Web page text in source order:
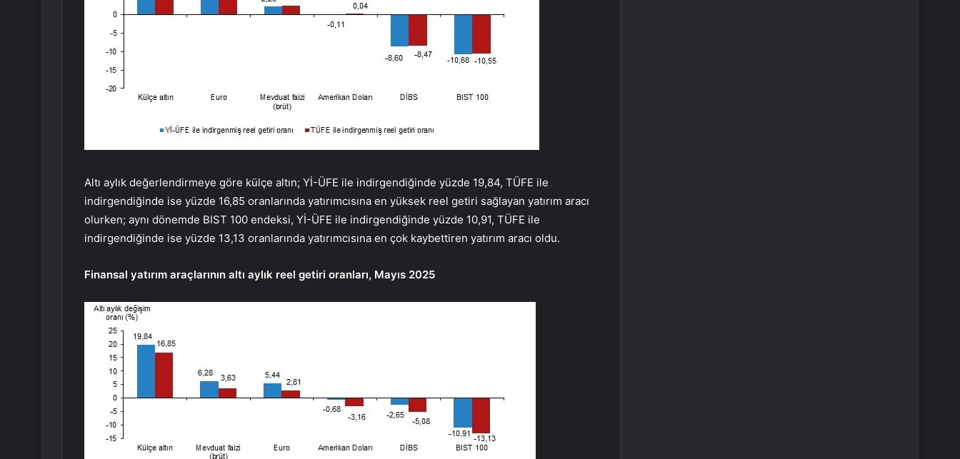
Altı aylık değerlendirmeye göre külçe altın; Yİ-ÜFE ile indirgendiğinde yüzde 19,84, TÜFE ile
indirgendiğinde ise yüzde 16,85 oranlarında yatırımcısına en yüksek reel getiri sağlayan yatırım aracı
olurken; aynı dönemde BIST 100 endeksi, Yİ-ÜFE ile indirgendiğinde yüzde 10,91, TÜFE ile
indirgendiğinde ise yüzde 13,13 oranlarında yatırımcısına en çok kaybettiren yatırım aracı oldu.
Finansal yatırım araçlarının altı aylık reel getiri oranları, Mayıs 2025